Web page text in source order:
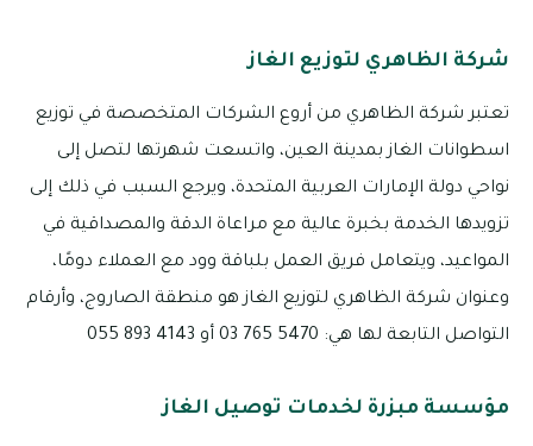
شركة الظاهري لتوزيع الغاز
تعتبر شركة الظاهري من أروع الشركات المتخصصة في توزيع
اسطوانات الغاز بمدينة العين، واتسعت شهرتها لتصل إلى
نواحي دولة الإمارات العربية المتحدة، ويرجع السبب في ذلك إلى
تزويدها الخدمة بخبرة عالية مع مراعاة الدقة والمصداقية في
المواعيد، ويتعامل فريق العمل بلباقة وود مع العملاء دومًا،
وعنوان شركة الظاهري لتوزيع الغاز هو منطقة الصاروج، وأرقام
التواصل التابعة لها هي: 5470 765 03 أو 4143 893 055
مؤسسة مبزرة لخدمات توصيل الغاز